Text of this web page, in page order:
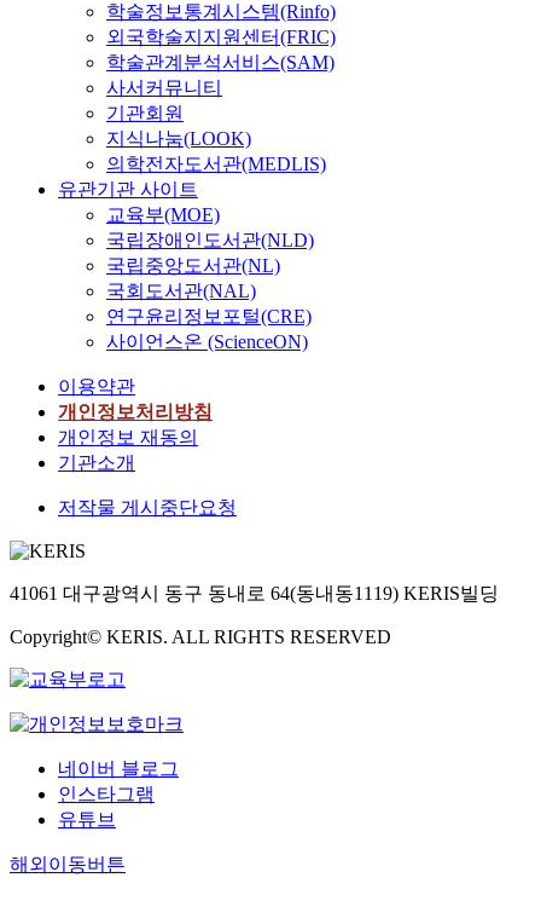
학술정보통계시스템(Rinfo)
외국학술지지원센터(FRIC)
학술관계분석서비스(SAM)
사서커뮤니티
기관회원
지식나눔(LOOK)
의학전자도서관(MEDLIS)
유관기관 사이트
교육부(MOE)
국립장애인도서관(NLD)
국립중앙도서관(NL)
국회도서관(NAL)
연구윤리정보포털(CRE)
사이언스온 (ScienceON)
이용약관
개인정보처리방침
개인정보 재동의
기관소개
저작물 게시중단요청
41061 대구광역시 동구 동내로 64(동내동1119) KERIS빌딩
Copyright© KERIS. ALL RIGHTS RESERVED
네이버 블로그
인스타그램
유튜브
해외이동버튼